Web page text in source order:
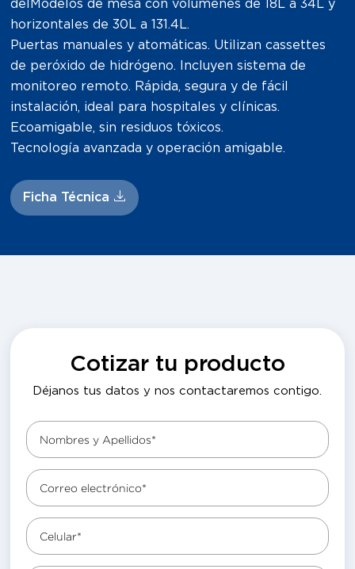
delModelos de mesa con volúmenes de 18L a 34L y
horizontales de 30L a 131.4L.
Puertas manuales y atomáticas. Utilizan cassettes
de peróxido de hidrógeno. Incluyen sistema de
monitoreo remoto. Rápida, segura y de fácil
instalación, ideal para hospitales y clínicas.
Ecoamigable, sin residuos tóxicos.
Tecnología avanzada y operación amigable.
Ficha Técnica
Cotizar tu producto
Déjanos tus datos y nos contactaremos contigo.
Nombres y Apellidos*
Correo electrónico*
Celular*